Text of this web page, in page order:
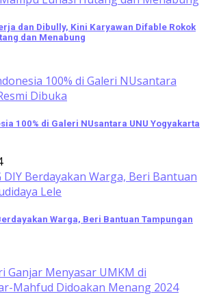
dan Dibully, Kini Karyawan Difable Rokok
dan Menabung
100% di Galeri NUsantara UNU Yogyakarta
Warga, Beri Bantuan Tampungan